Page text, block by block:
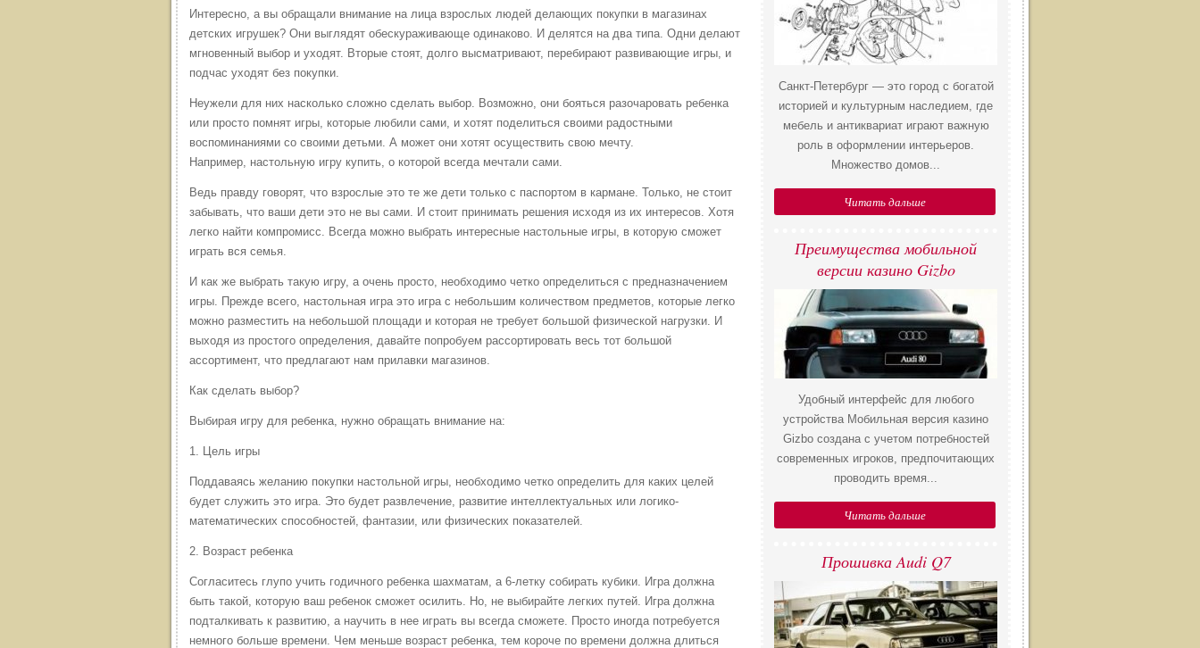
Интересно, а вы обращали внимание на лица взрослых людей делающих покупки в магазинах
детских игрушек? Они выглядят обескураживающе одинаково. И делятся на два типа. Одни делают
мгновенный выбор и уходят. Вторые стоят, долго высматривают, перебирают развивающие игры, и
подчас уходят без покупки.
Неужели для них насколько сложно сделать выбор. Возможно, они бояться разочаровать ребенка
или просто помнят игры, которые любили сами, и хотят поделиться своими радостными
воспоминаниями со своими детьми. А может они хотят осуществить свою мечту.
Например, настольную игру купить, о которой всегда мечтали сами.
Ведь правду говорят, что взрослые это те же дети только с паспортом в кармане. Только, не стоит
забывать, что ваши дети это не вы сами. И стоит принимать решения исходя из их интересов. Хотя
легко найти компромисс. Всегда можно выбрать интересные настольные игры, в которую сможет
играть вся семья.
И как же выбрать такую игру, а очень просто, необходимо четко определиться с предназначением
игры. Прежде всего, настольная игра это игра с небольшим количеством предметов, которые легко
можно разместить на небольшой площади и которая не требует большой физической нагрузки. И
выходя из простого определения, давайте попробуем рассортировать весь тот большой
ассортимент, что предлагают нам прилавки магазинов.
Как сделать выбор?
Выбирая игру для ребенка, нужно обращать внимание на:
1. Цель игры
Поддаваясь желанию покупки настольной игры, необходимо четко определить для каких целей
будет служить это игра. Это будет развлечение, развитие интеллектуальных или логико-
математических способностей, фантазии, или физических показателей.
2. Возраст ребенка
Согласитесь глупо учить годичного ребенка шахматам, а 6-летку собирать кубики. Игра должна
быть такой, которую ваш ребенок сможет осилить. Но, не выбирайте легких путей. Игра должна
подталкивать к развитию, а научить в нее играть вы всегда сможете. Просто иногда потребуется
немного больше времени. Чем меньше возраст ребенка, тем короче по времени должна длиться
Санкт-Петербург — это город с богатой
историей и культурным наследием, где
мебель и антиквариат играют важную
роль в оформлении интерьеров.
Множество домов...
Читать дальше
​Преимущества мобильной
версии казино Gizbo
Удобный интерфейс для любого
устройства Мобильная версия казино
Gizbo создана с учетом потребностей
современных игроков, предпочитающих
проводить время...
Читать дальше
​Прошивка Audi Q7